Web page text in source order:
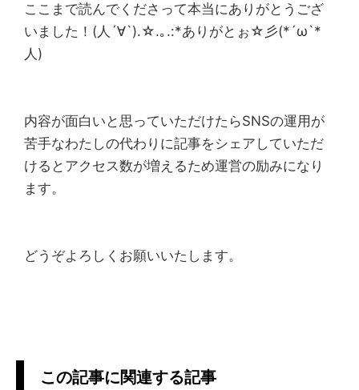
ここまで読んでくださって本当にありがとうござ
いました！(人´∀`).☆.｡.:*ありがとぉ☆彡(*´ω`*
人)
内容が面白いと思っていただけたらSNSの運用が
苦手なわたしの代わりに記事をシェアしていただ
けるとアクセス数が増えるため運営の励みになり
ます。
どうぞよろしくお願いいたします。
この記事に関連する記事